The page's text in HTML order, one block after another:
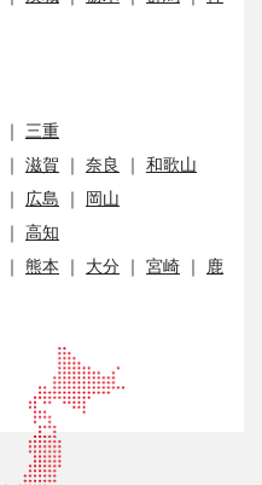
｜ 三重
｜ 滋賀 ｜ 奈良 ｜ 和歌山
｜ 広島 ｜
岡山
｜ 高知
｜ 熊本 ｜ 大分 ｜ 宮崎 ｜
鹿